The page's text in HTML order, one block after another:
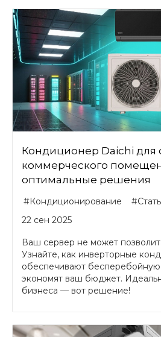
Кондиционер Daichi для
коммерческого
оптимальные решения
#Кондиционирование
22 сен 2025
Ваш сервер не может
Узнайте, как инверторные
обеспечивают
экономят ваш бюджет.
бизнеса — вот решение!